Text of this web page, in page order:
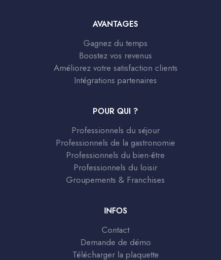
AVANTAGES
Gagnez du temps
Boostez vos revenus
Améliorez votre satisfaction clients
Intégrations partenaires
POUR QUI ?
Professionnels du séjour
Professionnels de la gastronomie
Professionnels du bien-être
Professionnels du loisir
Groupements & Franchises
INFOS
Contact
Demande de démo
Télécharger la plaquette